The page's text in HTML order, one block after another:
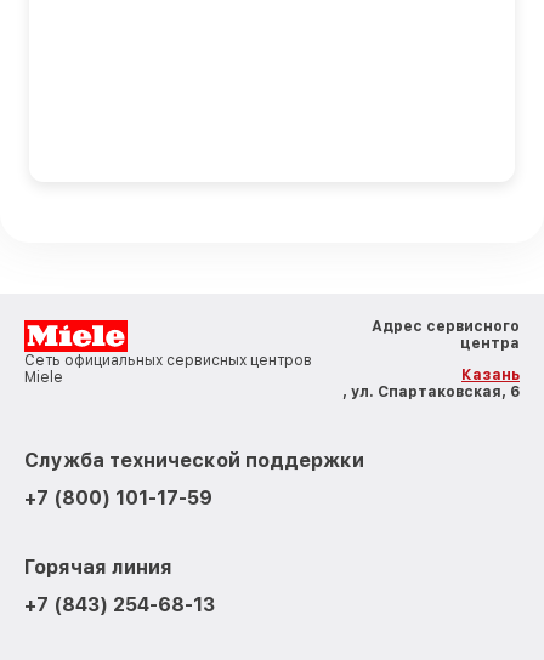
Сеть официальных сервисных центров
Miele
Адрес сервисного
центра
Казань
, ул. Спартаковская, 6
Служба технической поддержки
+7 (800) 101-17-59
Горячая линия
+7 (843) 254-68-13